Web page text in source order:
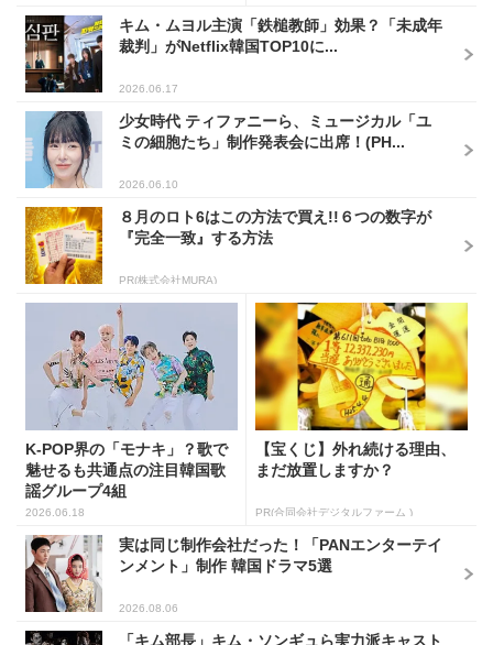
キム・ムヨル主演「鉄槌教師」効果？「未成年
裁判」がNetflix韓国TOP10に...
2026.06.17
少女時代 ティファニーら、ミュージカル「ユ
ミの細胞たち」制作発表会に出席！(PH...
2026.06.10
８月のロト6はこの方法で買え!!６つの数字が
『完全一致』する方法
PR(株式会社MURA)
K-POP界の「モナキ」？歌で
魅せるも共通点の注目韓国歌
謡グループ4組
2026.06.18
【宝くじ】外れ続ける理由、
まだ放置しますか？
PR(合同会社デジタルファーム )
実は同じ制作会社だった！「PANエンターテイ
ンメント」制作 韓国ドラマ5選
2026.08.06
「キム部長」キム・ソンギュら実力派キャスト